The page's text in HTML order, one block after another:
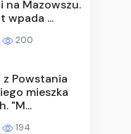
na Mazowszu.
wpada ...
200
Powstania
mieszka
"M...
194